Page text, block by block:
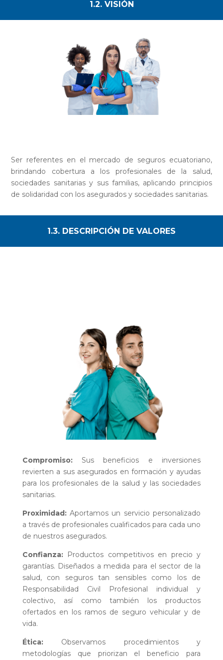
1.2. VISIÓN
Ser referentes en el mercado de seguros ecuatoriano,
brindando cobertura a los profesionales de la salud,
sociedades sanitarias y sus familias, aplicando principios
de solidaridad con los asegurados y sociedades sanitarias.
1.3. DESCRIPCIÓN DE VALORES
Compromiso:Sus beneficios e inversiones
revierten a sus asegurados en formación y ayudas
para los profesionales de la salud y las sociedades
sanitarias.
Proximidad:Aportamos un servicio personalizado
a través de profesionales cualificados para cada uno
de nuestros asegurados.
Confianza: Productos competitivos en precio y
garantías. Diseñados a medida para el sector de la
salud, con seguros tan sensibles como los de
Responsabilidad Civil Profesional individual y
colectivo, así como también los productos
ofertados en los ramos de seguro vehicular y de
vida.
Ética: Observamos procedimientos y
metodologías que priorizan el beneficio para